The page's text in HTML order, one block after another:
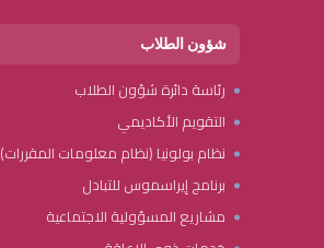
شؤون الطلاب
رئاسة دائرة شؤون الطلاب
التقويم الأكاديمي
نظام بولونيا (نظام معلومات المقررات)
برنامج إيراسموس للتبادل
مشاريع المسؤولية الاجتماعية